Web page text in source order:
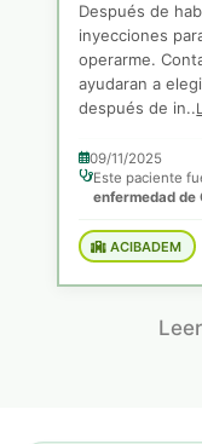
Después de
inyecciones
operarme.
ayudaran a
después de in..
09/11/2025
Este paciente
enfermedad de
ACIBADEM